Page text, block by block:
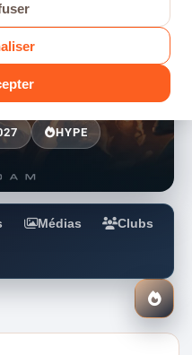
HYPE
Médias Clubs
ce